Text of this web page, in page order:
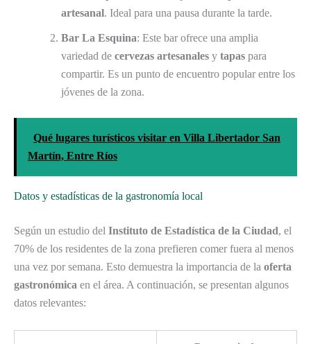
artesanal. Ideal para una pausa durante la tarde.
Bar La Esquina: Este bar ofrece una amplia
variedad de cervezas artesanales y tapas para
compartir. Es un punto de encuentro popular entre los
jóvenes de la zona.
Qué lugares turísticos visitar en Villa Libertador San
Martín, Entre Ríos
Datos y estadísticas de la gastronomía local
Según un estudio del Instituto de Estadística de la Ciudad, el
70% de los residentes de la zona prefieren comer fuera al menos
una vez por semana. Esto demuestra la importancia de la oferta
gastronómica en el área. A continuación, se presentan algunos
datos relevantes: